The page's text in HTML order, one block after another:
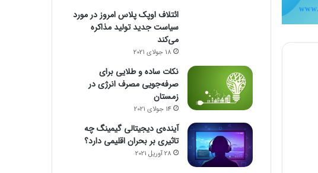
ائتلاف اوپک پلاس امروز در مورد
سیاست جدید تولید مذاکره
می‌کند
18 جولای 2021
نکات ساده و طلایی برای
صرفه‌جویی مصرف انرژی در
زمستان
14 جولای 2021
آینده‌ی دیجیتالی گیمینگ چه
تاثیری بر بحران اقلیمی دارد؟
28 آوریل 2021